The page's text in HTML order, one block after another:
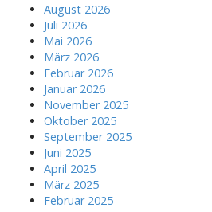
August 2026
Juli 2026
Mai 2026
März 2026
Februar 2026
Januar 2026
November 2025
Oktober 2025
September 2025
Juni 2025
April 2025
März 2025
Februar 2025